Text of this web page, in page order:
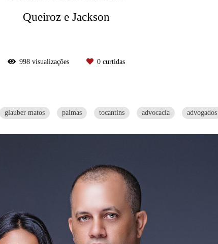
Queiroz e Jackson
998visualizações 0curtidas
glauber matos palmas tocantins advocacia advogados